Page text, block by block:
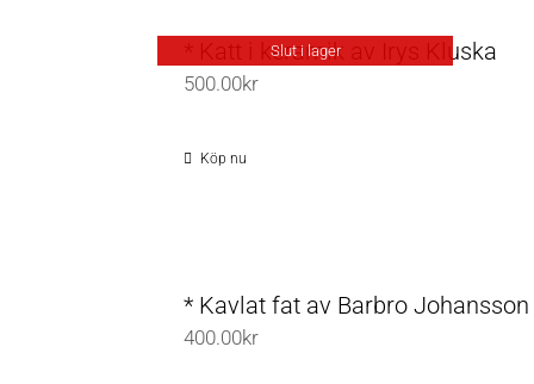
Slut i lager
* Katt i keramik av Irys Kluska
500.00kr
Köp nu
* Kavlat fat av Barbro Johansson
400.00kr